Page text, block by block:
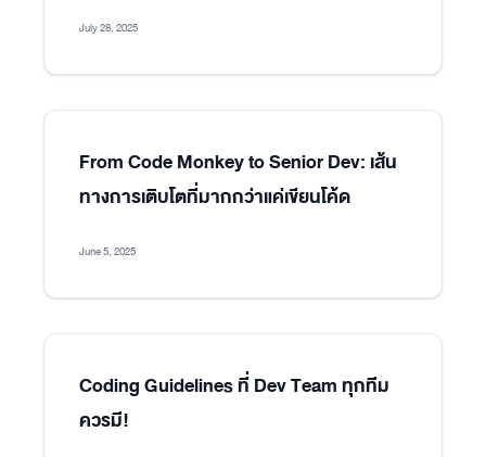
July 28, 2025
From Code Monkey to Senior Dev: เส้น
ทางการเติบโตที่มากกว่าแค่เขียนโค้ด
June 5, 2025
Coding Guidelines ที่ Dev Team ทุกทีม
ควรมี!